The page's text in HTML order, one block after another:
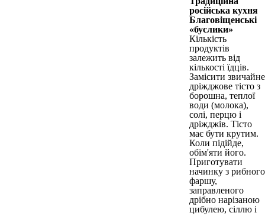
російська кухня
Благовіщенські
«буслики»
Кількість
продуктів
залежить від
кількості їдців.
Замісити звичайне
дріжджове тісто з
борошна, теплої
води (молока),
солі, перцю і
дріжджів. Тісто
має бути крутим.
Коли підійде,
обім'яти його.
Приготувати
начинку з рибного
фаршу,
заправленого
дрібно нарізаною
цибулею, сіллю і